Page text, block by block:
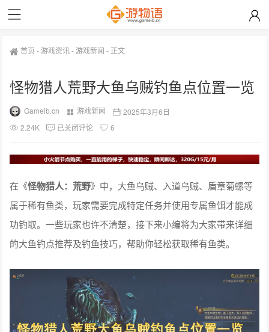
首页 -游戏资讯-游戏新闻 - 正文
怪物猎人荒野大鱼乌贼钓鱼点位置一览
Gameib.cn 游戏新闻
2025年3月6日
2.24K
已关闭评论 6
在《怪物猎人：荒野》中，大鱼乌贼、入道乌贼、盾章菊螺等
属于稀有鱼类，玩家需要完成特定任务并使用专属鱼饵才能成
功钓取。一些玩家也许不清楚，接下来小编将为大家带来详细
的大鱼钓点推荐及钓鱼技巧，帮助你轻松获取稀有鱼类。